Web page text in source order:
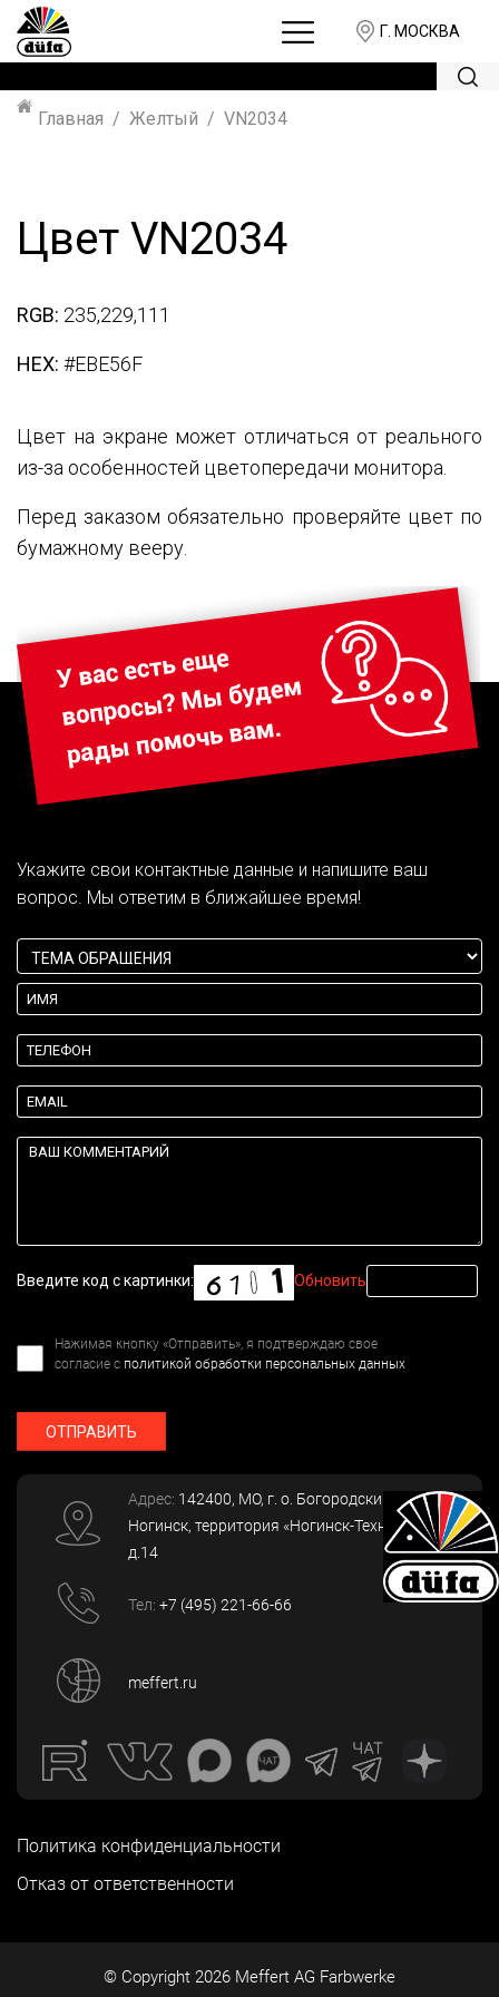
Г. МОСКВА
Главная Желтый VN2034
Цвет VN2034
RGB: 235,229,111
HEX: #EBE56F
Цвет на экране может отличаться от реального
из-за особенностей цветопередачи монитора.
Перед заказом обязательно проверяйте цвет по
бумажному вееру.
Укажите свои контактные данные и напишите ваш
вопрос. Мы ответим в ближайшее время!
Введите код с картинки: Обновить
Нажимая кнопку «Отправить», я подтверждаю свое
согласие с политикой обработки персональных данных
ОТПРАВИТЬ
Адрес: 142400, МО, г. о. Богородский, г.
Ногинск, территория «Ногинск-Технопарк»,
д.14
Тел: +7 (495) 221-66-66
meffert.ru
Политика конфиденциальности
Отказ от ответственности
© Copyright 2026 Meffert AG Farbwerke